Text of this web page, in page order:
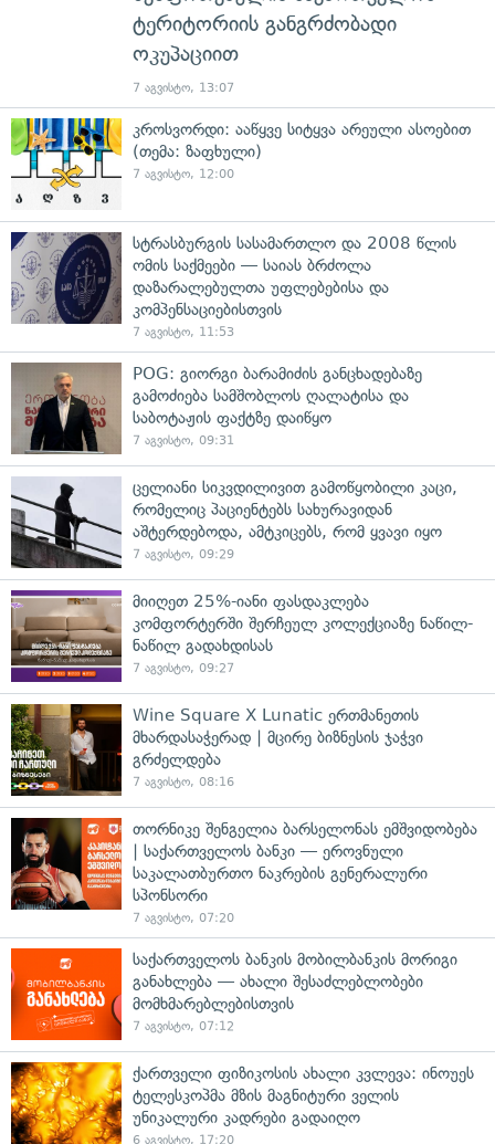
ტერიტორიის განგრძობადი
ოკუპაციით
7 აგვისტო, 13:07
კროსვორდი: ააწყვე სიტყვა არეული ასოებით
(თემა: ზაფხული)
7 აგვისტო, 12:00
სტრასბურგის სასამართლო და 2008 წლის
ომის საქმეები — საიას ბრძოლა
დაზარალებულთა უფლებებისა და
კომპენსაციებისთვის
7 აგვისტო, 11:53
POG: გიორგი ბარამიძის განცხადებაზე
გამოძიება სამშობლოს ღალატისა და
საბოტაჟის ფაქტზე დაიწყო
7 აგვისტო, 09:31
ცელიანი სიკვდილივით გამოწყობილი კაცი,
რომელიც პაციენტებს სახურავიდან
აშტერდებოდა, ამტკიცებს, რომ ყვავი იყო
7 აგვისტო, 09:29
მიიღეთ 25%-იანი ფასდაკლება
კომფორტერში შერჩეულ კოლექციაზე ნაწილ-
ნაწილ გადახდისას
7 აგვისტო, 09:27
Wine Square X Lunatic ერთმანეთის
მხარდასაჭერად | მცირე ბიზნესის ჯაჭვი
გრძელდება
7 აგვისტო, 08:16
თორნიკე შენგელია ბარსელონას ემშვიდობება
| საქართველოს ბანკი — ეროვნული
საკალათბურთო ნაკრების გენერალური
სპონსორი
7 აგვისტო, 07:20
საქართველოს ბანკის მობილბანკის მორიგი
განახლება — ახალი შესაძლებლობები
მომხმარებლებისთვის
7 აგვისტო, 07:12
ქართველი ფიზიკოსის ახალი კვლევა: ინოუეს
ტელესკოპმა მზის მაგნიტური ველის
უნიკალური კადრები გადაიღო
6 აგვისტო, 17:20